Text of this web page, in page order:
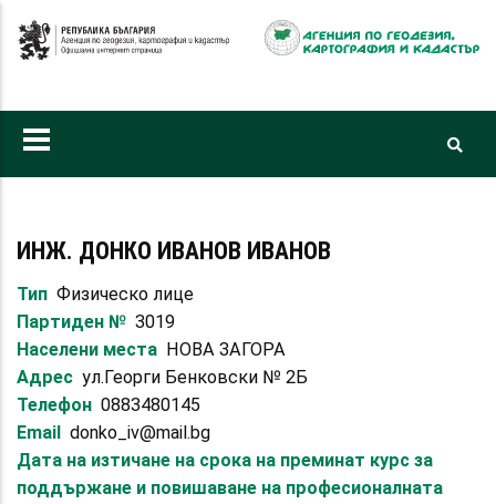
към
ИНЖ. ДОНКО ИВАНОВ ИВАНОВ
Тип Физическо лице
Партиден № 3019
Населени места НОВА ЗАГОРА
Адрес ул.Георги Бенковски № 2Б
Телефон 0883480145
Email
donko_iv@mail.bg
Дата на изтичане на срока на преминат курс за
поддържане и повишаване на професионалната